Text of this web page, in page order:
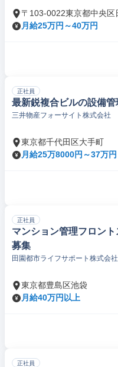
〒103-0022東京都中央区
月給25万円～40万円
正社員
最新鋭複合ビルの設備
三井物産フォーサイト株式会社
東京都千代田区大手町
月給25万8000円～37万円
正社員
マンション管理フロン
募集
田園都市ライフサポート株式会社
東京都豊島区池袋
月給40万円以上
正社員